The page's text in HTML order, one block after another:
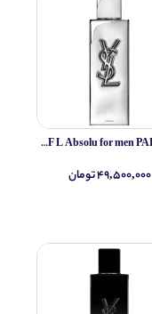
Yves Saint Laurent MYSLF L Absolu for men PARFUM
۴۹,۵۰۰,۰۰۰ تومان